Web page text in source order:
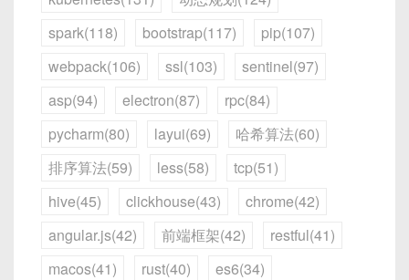
spark(118)
bootstrap(117)
pip(107)
webpack(106)
ssl(103)
sentinel(97)
asp(94)
electron(87)
rpc(84)
pycharm(80)
layui(69)
哈希算法(60)
排序算法(59)
less(58)
tcp(51)
hive(45)
clickhouse(43)
chrome(42)
angular.js(42)
前端框架(42)
restful(41)
macos(41)
rust(40)
es6(34)